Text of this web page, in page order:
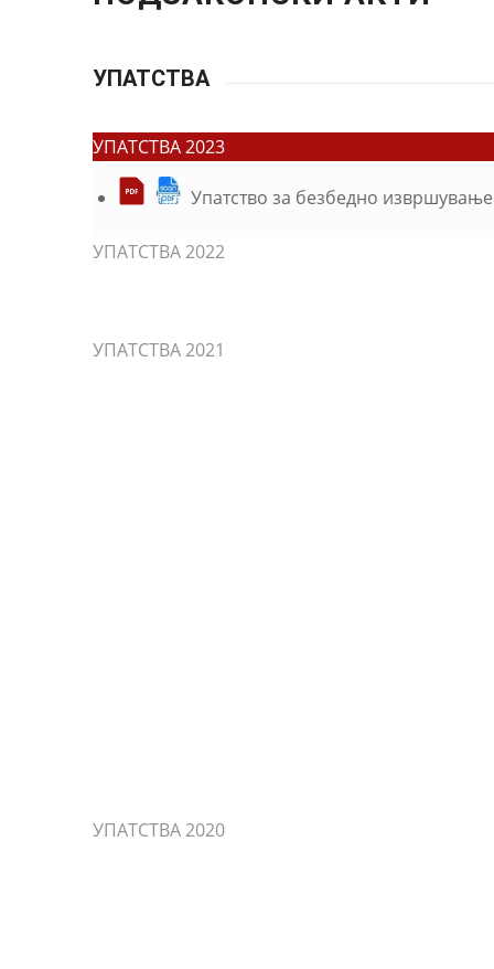
УПАТСТВА
УПАТСТВА 2023
Упатство за безбедно
УПАТСТВА 2022
УПАТСТВА 2021
УПАТСТВА 2020